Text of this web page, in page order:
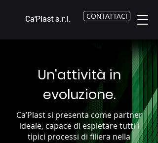
Ca'Plast s.r.l. CONTATTACI
Un'attività in
evoluzione.
Ca’Plast si presenta come partner
ideale, capace di espletare tutti i
tipici processi di filiera nella